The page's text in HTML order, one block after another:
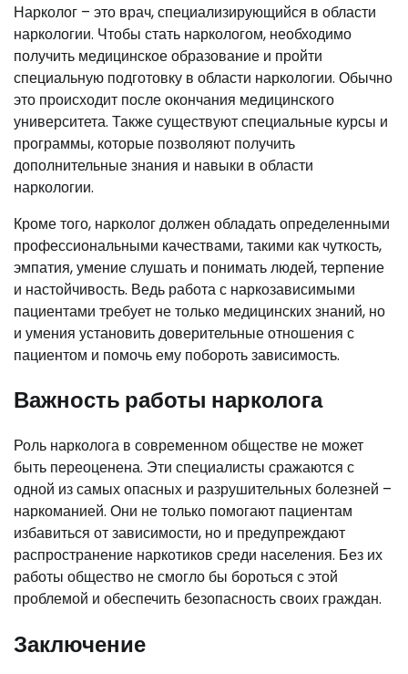
Нарколог – это врач, специализирующийся в области
наркологии. Чтобы стать наркологом, необходимо
получить медицинское образование и пройти
специальную подготовку в области наркологии. Обычно
это происходит после окончания медицинского
университета. Также существуют специальные курсы и
программы, которые позволяют получить
дополнительные знания и навыки в области
наркологии.
Кроме того, нарколог должен обладать определенными
профессиональными качествами, такими как чуткость,
эмпатия, умение слушать и понимать людей, терпение
и настойчивость. Ведь работа с наркозависимыми
пациентами требует не только медицинских знаний, но
и умения установить доверительные отношения с
пациентом и помочь ему побороть зависимость.
Важность работы нарколога
Роль нарколога в современном обществе не может
быть переоценена. Эти специалисты сражаются с
одной из самых опасных и разрушительных болезней –
наркоманией. Они не только помогают пациентам
избавиться от зависимости, но и предупреждают
распространение наркотиков среди населения. Без их
работы общество не смогло бы бороться с этой
проблемой и обеспечить безопасность своих граждан.
Заключение